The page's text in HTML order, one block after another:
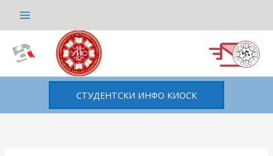
СТУДЕНТСКИ ИНФО КИОСК